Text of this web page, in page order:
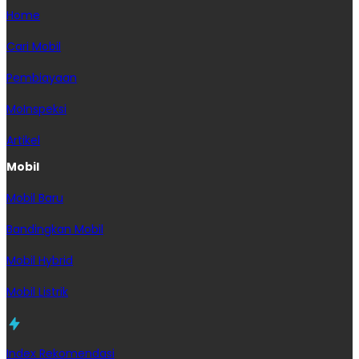
Home
Cari Mobil
Pembiayaan
MoInspeksi
Artikel
Mobil
Mobil Baru
Bandingkan Mobil
Mobil Hybrid
Mobil Listrik
Index Rekomendasi